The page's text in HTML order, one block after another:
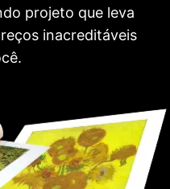
projeto que leva
inacreditáveis